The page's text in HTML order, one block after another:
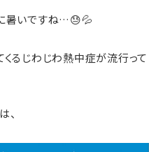
暑いですね…😓💦
るじわじわ熱中症が流行って
、